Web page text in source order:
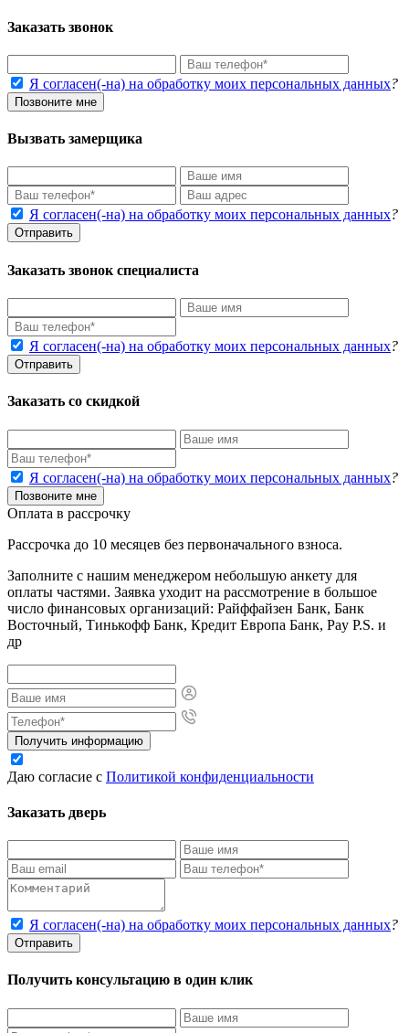
Заказать звонок
Я согласен(-на) на обработку моих персональных данных?
Позвоните мне
Вызвать замерщика
Я согласен(-на) на обработку моих персональных данных?
Отправить
Заказать звонок специалиста
Я согласен(-на) на обработку моих персональных данных?
Отправить
Заказать со скидкой
Я согласен(-на) на обработку моих персональных данных?
Позвоните мне
Оплата в рассрочку
Рассрочка до 10 месяцев без первоначального взноса.
Заполните с нашим менеджером небольшую анкету для
оплаты частями. Заявка уходит на рассмотрение в большое
число финансовых организаций: Райффайзен Банк, Банк
Восточный, Тинькофф Банк, Кредит Европа Банк, Pay P.S. и
др
Получить информацию
Даю согласие с Политикой конфиденциальности
Заказать дверь
Я согласен(-на) на обработку моих персональных данных?
Отправить
Получить консультацию в один клик